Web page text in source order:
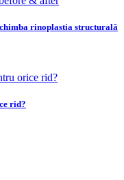
rinoplastia structurală
rid?